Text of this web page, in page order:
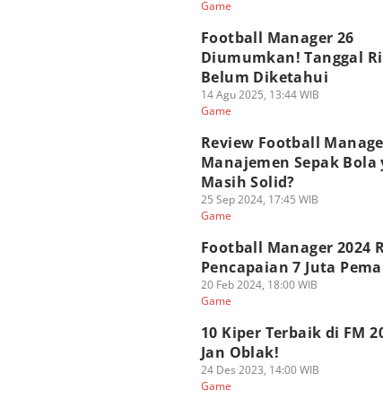
Game
Football Manager 26
Diumumkan! Tanggal
Belum Diketahui
14 Agu 2025, 13:44 WIB
Game
Review Football
Manajemen Sepak Bola
Masih Solid?
25 Sep 2024, 17:45 WIB
Game
Football Manager 2024
Pencapaian 7 Juta
20 Feb 2024, 18:00 WIB
Game
10 Kiper Terbaik di FM
Jan Oblak!
24 Des 2023, 14:00 WIB
Game